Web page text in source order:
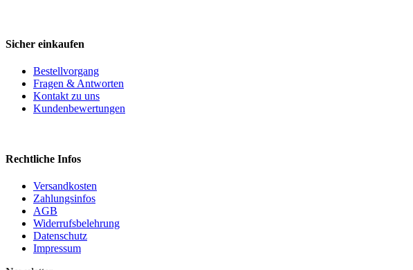
Sicher einkaufen
Bestellvorgang
Fragen & Antworten
Kontakt zu uns
Kundenbewertungen
Rechtliche Infos
Versandkosten
Zahlungsinfos
AGB
Widerrufsbelehrung
Datenschutz
Impressum